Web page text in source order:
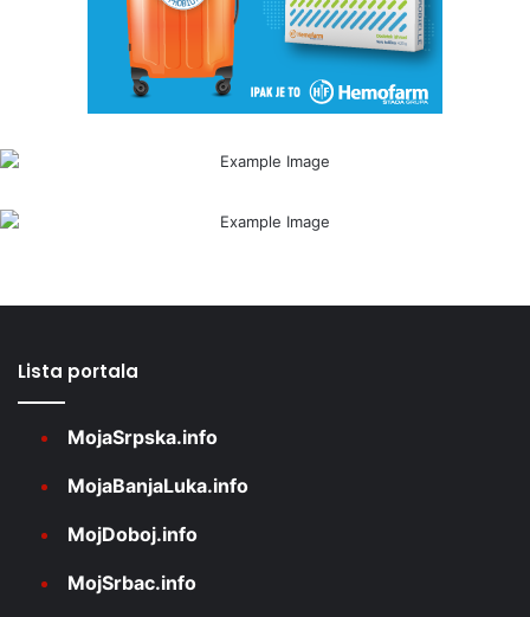
Lista portala
MojaSrpska.info
MojaBanjaLuka.info
MojDoboj.info
MojSrbac.info